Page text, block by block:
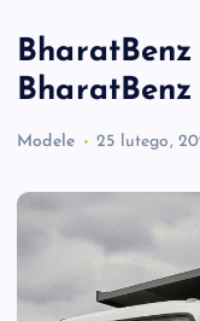
BharatBenz
BharatBenz
Modele 25 lutego,